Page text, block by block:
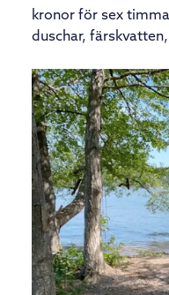
kronor för sex
duschar,